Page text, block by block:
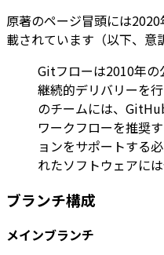
原著のページ冒頭には
載されています（以下、意
Gitフローは2010年の
継続的デリバリーを
のチームには、
ワークフローを推奨
ョンをサポートする
れたソフトウェアに
ブランチ構成
メインブランチ